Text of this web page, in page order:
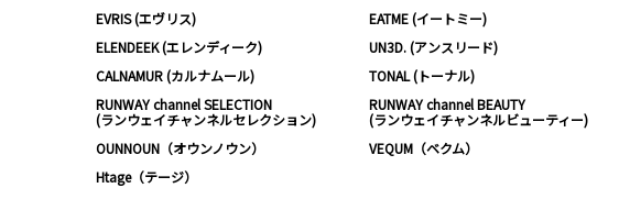
EVRIS (エヴリス)
EATME (イートミー)
ELENDEEK (エレンディーク)
UN3D. (アンスリード)
CALNAMUR (カルナムール)
TONAL (トーナル)
RUNWAY channel SELECTION
(ランウェイチャンネルセレクション)
RUNWAY channel BEAUTY
(ランウェイチャンネルビューティー)
OUNNOUN（オウンノウン）
VEQUM（ベクム）
Htage（テージ）